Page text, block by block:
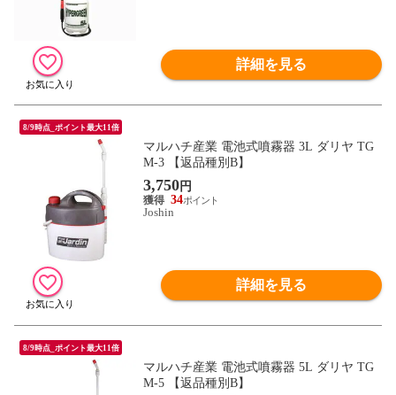
詳細を見る
8/9時点_ポイント最大11倍
マルハチ産業 電池式噴霧器 3L ダリヤ TG
M-3 【返品種別B】
3,750円
34
Joshin
詳細を見る
8/9時点_ポイント最大11倍
マルハチ産業 電池式噴霧器 5L ダリヤ TG
M-5 【返品種別B】